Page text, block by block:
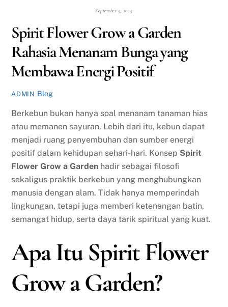
September 5, 2025
Spirit Flower Grow a Garden
Rahasia Menanam Bunga yang
Membawa Energi Positif
ADMIN Blog
Berkebun bukan hanya soal menanam tanaman hias
atau memanen sayuran. Lebih dari itu, kebun dapat
menjadi ruang penyembuhan dan sumber energi
positif dalam kehidupan sehari-hari. Konsep Spirit
Flower Grow a Garden hadir sebagai filosofi
sekaligus praktik berkebun yang menghubungkan
manusia dengan alam. Tidak hanya memperindah
lingkungan, tetapi juga memberi ketenangan batin,
semangat hidup, serta daya tarik spiritual yang kuat.
Apa Itu Spirit Flower
Grow a Garden?